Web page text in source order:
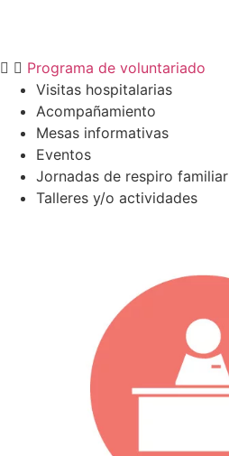
Programa de voluntariado
Visitas hospitalarias
Acompañamiento
Mesas informativas
Eventos
Jornadas de respiro familiar
Talleres y/o actividades